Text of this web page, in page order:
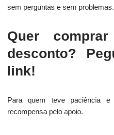
sem perguntas e sem problemas.
Quer
desconto?
link!
Para quem teve paciência e
recompensa pelo apoio.